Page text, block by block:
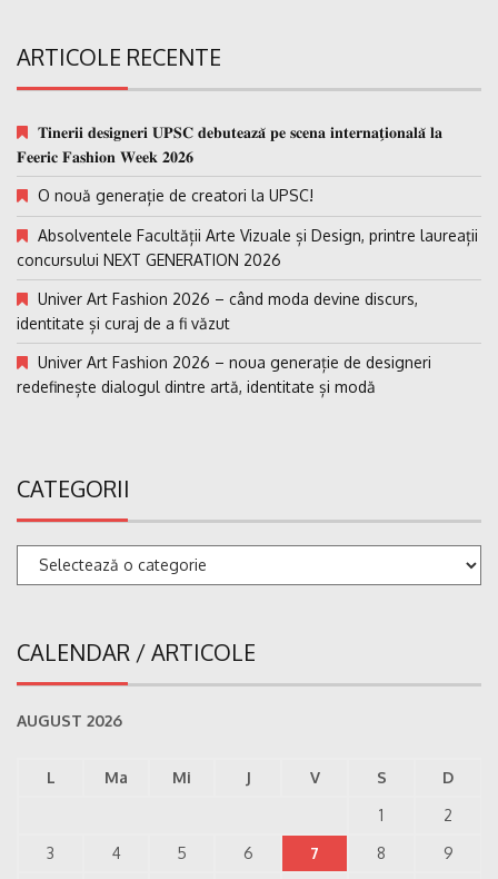
ARTICOLE RECENTE
𝐓𝐢𝐧𝐞𝐫𝐢𝐢 𝐝𝐞𝐬𝐢𝐠𝐧𝐞𝐫𝐢 𝐔𝐏𝐒𝐂 𝐝𝐞𝐛𝐮𝐭𝐞𝐚𝐳𝐚̆ 𝐩𝐞 𝐬𝐜𝐞𝐧𝐚 𝐢𝐧𝐭𝐞𝐫𝐧𝐚𝐭̗𝐢𝐨𝐧𝐚𝐥𝐚̆ 𝐥𝐚
𝐅𝐞𝐞𝐫𝐢𝐜 𝐅𝐚𝐬𝐡𝐢𝐨𝐧 𝐖𝐞𝐞𝐤 𝟐𝟎𝟐𝟔
O nouă generație de creatori la UPSC!
Absolventele Facultății Arte Vizuale și Design, printre laureații
concursului NEXT GENERATION 2026
Univer Art Fashion 2026 – când moda devine discurs,
identitate și curaj de a fi văzut
Univer Art Fashion 2026 – noua generație de designeri
redefinește dialogul dintre artă, identitate și modă
CATEGORII
Categorii
CALENDAR / ARTICOLE
AUGUST 2026
L Ma Mi J V S
D
1
2
3
4 5 6 7 8
9